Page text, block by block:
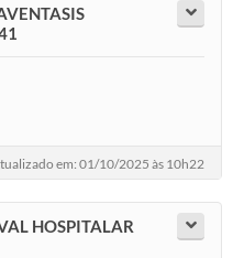
em: 01/10/2025 às 10h22
HOSPITALAR